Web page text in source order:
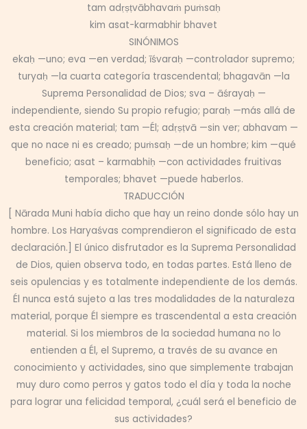
tam adṛṣṭvābhavaṁ puṁsaḥ
kim asat-karmabhir bhavet
SINÓNIMOS
ekaḥ —uno; eva —en verdad; īśvaraḥ —controlador supremo;
turyaḥ —la cuarta categoría trascendental; bhagavān —la
Suprema Personalidad de Dios; sva – āśrayaḥ —
independiente, siendo Su propio refugio; paraḥ —más allá de
esta creación material; tam —Él; adṛṣṭvā —sin ver; abhavam —
que no nace ni es creado; puṁsaḥ —de un hombre; kim —qué
beneficio; asat – karmabhiḥ —con actividades fruitivas
temporales; bhavet —puede haberlos.
TRADUCCIÓN
[ Nārada Muni había dicho que hay un reino donde sólo hay un
hombre. Los Haryaśvas comprendieron el significado de esta
declaración.] El único disfrutador es la Suprema Personalidad
de Dios, quien observa todo, en todas partes. Está lleno de
seis opulencias y es totalmente independiente de los demás.
Él nunca está sujeto a las tres modalidades de la naturaleza
material, porque Él siempre es trascendental a esta creación
material. Si los miembros de la sociedad humana no lo
entienden a Él, el Supremo, a través de su avance en
conocimiento y actividades, sino que simplemente trabajan
muy duro como perros y gatos todo el día y toda la noche
para lograr una felicidad temporal, ¿cuál será el beneficio de
sus actividades?